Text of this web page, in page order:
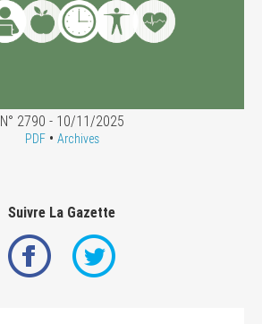
N° 2790 - 10/11/2025
PDF• Archives
Suivre La Gazette